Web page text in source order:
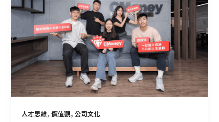
人才思維,價值觀,公司文化
命
創
造
出
更
好
的
具